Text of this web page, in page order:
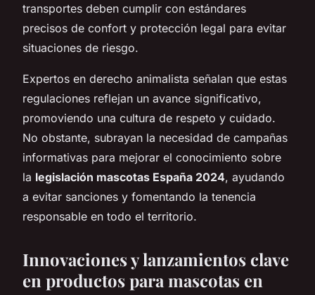
transportes deben cumplir con estándares
precisos de confort y protección legal para evitar
situaciones de riesgo.
Expertos en derecho animalista señalan que estas
regulaciones reflejan un avance significativo,
promoviendo una cultura de respeto y cuidado.
No obstante, subrayan la necesidad de campañas
informativas para mejorar el conocimiento sobre
la legislación mascotas España 2024, ayudando
a evitar sanciones y fomentando la tenencia
responsable en todo el territorio.
Innovaciones y lanzamientos clave
en productos para mascotas en